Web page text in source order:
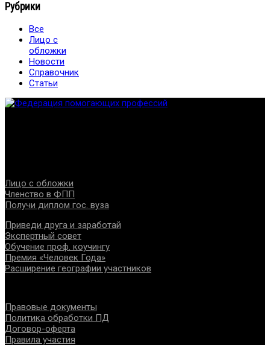
Рубрики
Все
Лицо с
обложки
Новости
Справочник
Статьи
Лицо с обложки
Членство в ФПП
Получи диплом гос. вуза
Приведи друга и заработай
Экспертный совет
Обучение проф. коучингу
Премия «Человек Года»
Расширение географии участников
Правовые документы
Политика обработки ПД
Договор-оферта
Правила участия